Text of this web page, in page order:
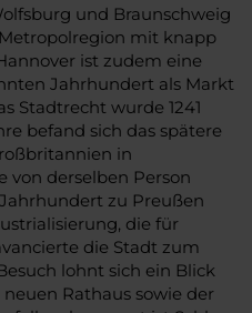
und Braunschweig
mit knapp
ist zudem eine
Jahrhundert als Markt
Stadtrecht wurde 1241
befand sich das spätere
in
von derselben Person
zu Preußen
die für
die Stadt zum
lohnt sich ein Blick
Rathaus sowie der